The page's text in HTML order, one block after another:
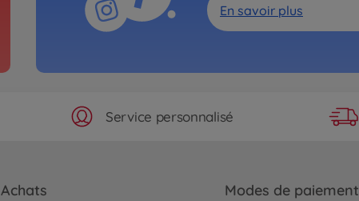
En savoir plus
Service personnalisé
Achats Modes de paiement